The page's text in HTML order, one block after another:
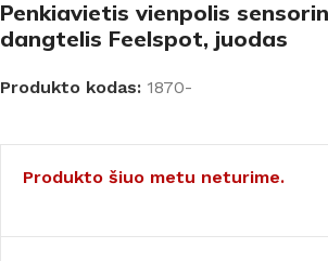
Penkiavietis vienpolis
dangtelis Feelspot, juodas
Produkto kodas: 1870-
Produkto šiuo metu neturime.